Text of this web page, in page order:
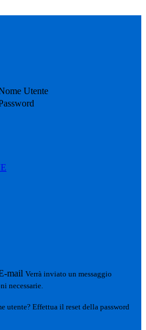
Utente
mail Verrà inviato un messaggio
necessarie.
utente? Effettua il reset della password